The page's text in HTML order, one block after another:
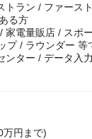
トラン / ファース
る方
家電量販店 / スポ
プ / ラウンダー
ンター / データ入
万円まで)